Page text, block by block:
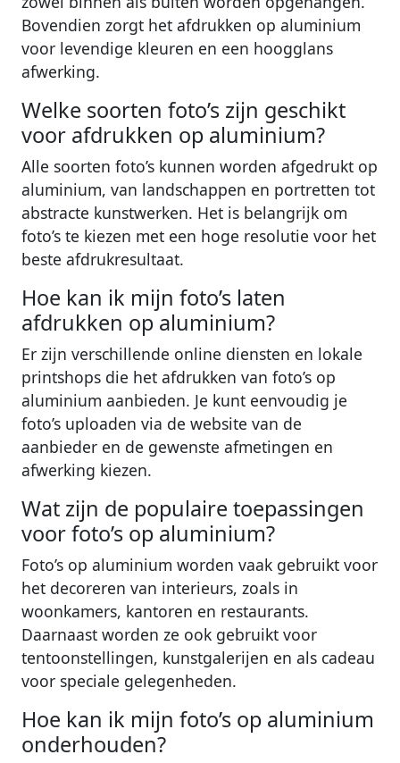
Bovendien zorgt het afdrukken op aluminium
voor levendige kleuren en een hoogglans
afwerking.
Welke soorten foto’s zijn geschikt
voor afdrukken op aluminium?
Alle soorten foto’s kunnen worden afgedrukt op
aluminium, van landschappen en portretten tot
abstracte kunstwerken. Het is belangrijk om
foto’s te kiezen met een hoge resolutie voor het
beste afdrukresultaat.
Hoe kan ik mijn foto’s laten
afdrukken op aluminium?
Er zijn verschillende online diensten en lokale
printshops die het afdrukken van foto’s op
aluminium aanbieden. Je kunt eenvoudig je
foto’s uploaden via de website van de
aanbieder en de gewenste afmetingen en
afwerking kiezen.
Wat zijn de populaire toepassingen
voor foto’s op aluminium?
Foto’s op aluminium worden vaak gebruikt voor
het decoreren van interieurs, zoals in
woonkamers, kantoren en restaurants.
Daarnaast worden ze ook gebruikt voor
tentoonstellingen, kunstgalerijen en als cadeau
voor speciale gelegenheden.
Hoe kan ik mijn foto’s op aluminium
onderhouden?